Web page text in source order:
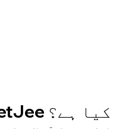
BetJee کیا ہے؟